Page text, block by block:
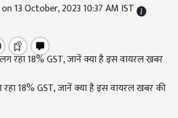
13 October, 2023 10:37 AM IST
18% GST, जानें क्या है इस वायरल खबर की